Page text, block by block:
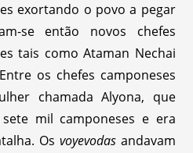
exortando o povo a pegar
se então novos chefes
tais como Ataman Nechai
os chefes camponeses
chamada Alyona, que
mil camponeses e era
Os voyevodasandavam